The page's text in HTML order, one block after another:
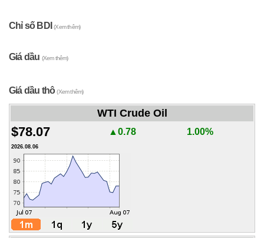
Chỉ số BDI(Xem thêm)
Giá dầu (Xem thêm)
Giá dầu thô(Xem thêm)
WTI Crude Oil
$78.07 ▲0.78 1.00%
2026.08.06